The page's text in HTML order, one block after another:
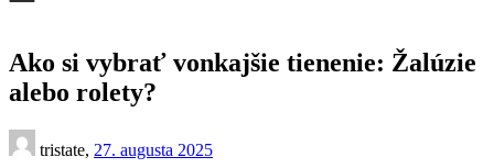
Ako si vybrať vonkajšie tienenie: Žalúzie
alebo rolety?
tristate, 27. augusta 2025